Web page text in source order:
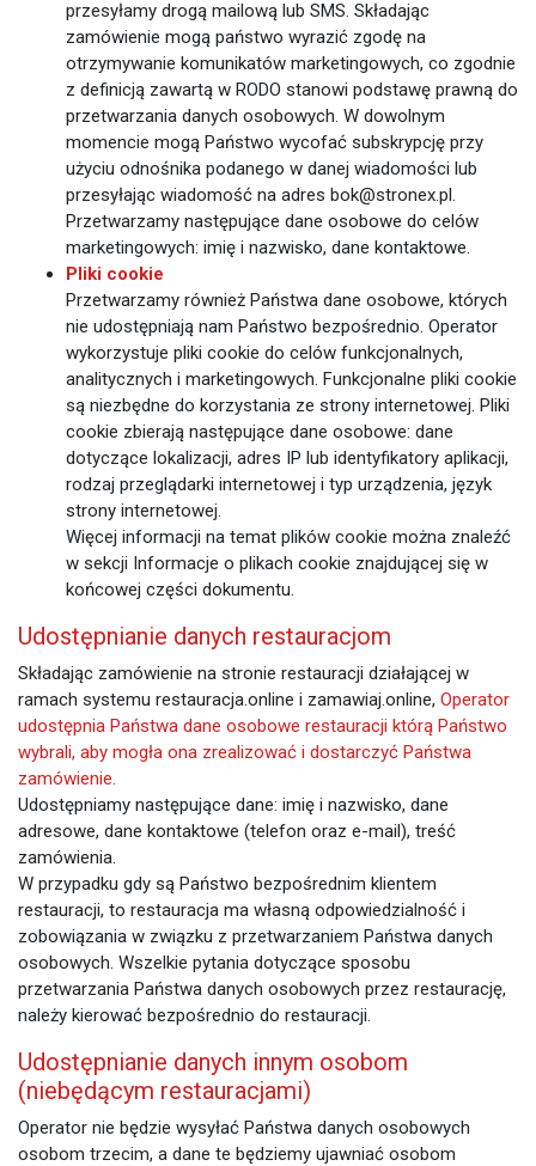
przesyłamy drogą mailową lub SMS. Składając
zamówienie mogą państwo wyrazić zgodę na
otrzymywanie komunikatów marketingowych, co zgodnie
z definicją zawartą w RODO stanowi podstawę prawną do
przetwarzania danych osobowych. W dowolnym
momencie mogą Państwo wycofać subskrypcję przy
użyciu odnośnika podanego w danej wiadomości lub
przesyłając wiadomość na adres bok@stronex.pl.
Przetwarzamy następujące dane osobowe do celów
marketingowych: imię i nazwisko, dane kontaktowe.
Pliki cookie
Przetwarzamy również Państwa dane osobowe, których
nie udostępniają nam Państwo bezpośrednio. Operator
wykorzystuje pliki cookie do celów funkcjonalnych,
analitycznych i marketingowych. Funkcjonalne pliki cookie
są niezbędne do korzystania ze strony internetowej. Pliki
cookie zbierają następujące dane osobowe: dane
dotyczące lokalizacji, adres IP lub identyfikatory aplikacji,
rodzaj przeglądarki internetowej i typ urządzenia, język
strony internetowej.
Więcej informacji na temat plików cookie można znaleźć
w sekcji Informacje o plikach cookie znajdującej się w
końcowej części dokumentu.
Udostępnianie danych restauracjom
Składając zamówienie na stronie restauracji działającej w
ramach systemu restauracja.online i zamawiaj.online, Operator
udostępnia Państwa dane osobowe restauracji którą Państwo
wybrali, aby mogła ona zrealizować i dostarczyć Państwa
zamówienie.
Udostępniamy następujące dane: imię i nazwisko, dane
adresowe, dane kontaktowe (telefon oraz e-mail), treść
zamówienia.
W przypadku gdy są Państwo bezpośrednim klientem
restauracji, to restauracja ma własną odpowiedzialność i
zobowiązania w związku z przetwarzaniem Państwa danych
osobowych. Wszelkie pytania dotyczące sposobu
przetwarzania Państwa danych osobowych przez restaurację,
należy kierować bezpośrednio do restauracji.
Udostępnianie danych innym osobom
(niebędącym restauracjami)
Operator nie będzie wysyłać Państwa danych osobowych
osobom trzecim, a dane te będziemy ujawniać osobom